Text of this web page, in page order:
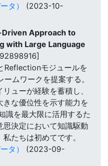
タ）
(2023-10-
Approach to
with Large Language
Reflectionモジュールを
ムワークを提案する。
ューが経験を蓄積し、
な優位性を示す能力を
識を最大限に活用するた
決定において知識駆動
たちは初めてです。
タ）
(2023-09-